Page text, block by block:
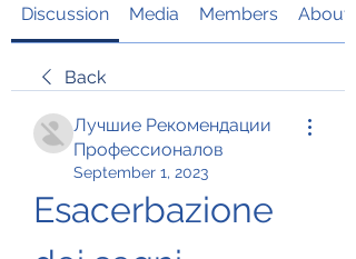
Discussion Media Members About
Back
Лучшие Рекомендации
Профессионалов
September 1, 2023
Esacerbazione